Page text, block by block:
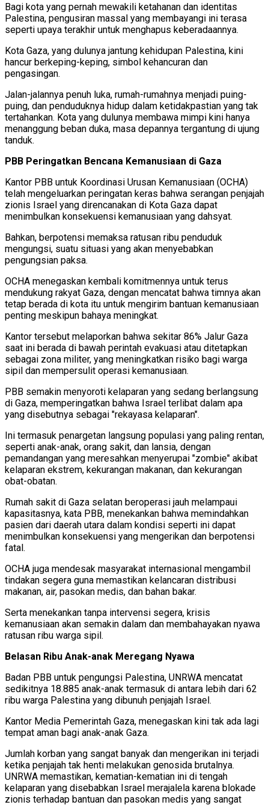
Bagi kota yang pernah mewakili ketahanan dan identitas
Palestina, pengusiran massal yang membayangi ini terasa
seperti upaya terakhir untuk menghapus keberadaannya.
Kota Gaza, yang dulunya jantung kehidupan Palestina, kini
hancur berkeping-keping, simbol kehancuran dan
pengasingan.
Jalan-jalannya penuh luka, rumah-rumahnya menjadi puing-
puing, dan penduduknya hidup dalam ketidakpastian yang tak
tertahankan. Kota yang dulunya membawa mimpi kini hanya
menanggung beban duka, masa depannya tergantung di ujung
tanduk.
PBB Peringatkan Bencana Kemanusiaan di Gaza
Kantor PBB untuk Koordinasi Urusan Kemanusiaan (OCHA)
telah mengeluarkan peringatan keras bahwa serangan penjajah
zionis Israel yang direncanakan di Kota Gaza dapat
menimbulkan konsekuensi kemanusiaan yang dahsyat.
Bahkan, berpotensi memaksa ratusan ribu penduduk
mengungsi, suatu situasi yang akan menyebabkan
pengungsian paksa.
OCHA menegaskan kembali komitmennya untuk terus
mendukung rakyat Gaza, dengan mencatat bahwa timnya akan
tetap berada di kota itu untuk mengirim bantuan kemanusiaan
penting meskipun bahaya meningkat.
Kantor tersebut melaporkan bahwa sekitar 86% Jalur Gaza
saat ini berada di bawah perintah evakuasi atau ditetapkan
sebagai zona militer, yang meningkatkan risiko bagi warga
sipil dan mempersulit operasi kemanusiaan.
PBB semakin menyoroti kelaparan yang sedang berlangsung
di Gaza, memperingatkan bahwa Israel terlibat dalam apa
yang disebutnya sebagai "rekayasa kelaparan".
Ini termasuk penargetan langsung populasi yang paling rentan,
seperti anak-anak, orang sakit, dan lansia, dengan
pemandangan yang meresahkan menyerupai "zombie" akibat
kelaparan ekstrem, kekurangan makanan, dan kekurangan
obat-obatan.
Rumah sakit di Gaza selatan beroperasi jauh melampaui
kapasitasnya, kata PBB, menekankan bahwa memindahkan
pasien dari daerah utara dalam kondisi seperti ini dapat
menimbulkan konsekuensi yang mengerikan dan berpotensi
fatal.
OCHA juga mendesak masyarakat internasional mengambil
tindakan segera guna memastikan kelancaran distribusi
makanan, air, pasokan medis, dan bahan bakar.
Serta menekankan tanpa intervensi segera, krisis
kemanusiaan akan semakin dalam dan membahayakan nyawa
ratusan ribu warga sipil.
Belasan Ribu Anak-anak Meregang Nyawa
Badan PBB untuk pengungsi Palestina, UNRWA mencatat
sedikitnya 18.885 anak-anak termasuk di antara lebih dari 62
ribu warga Palestina yang dibunuh penjajah Israel.
Kantor Media Pemerintah Gaza, menegaskan kini tak ada lagi
tempat aman bagi anak-anak Gaza.
Jumlah korban yang sangat banyak dan mengerikan ini terjadi
ketika penjajah tak henti melakukan genosida brutalnya.
UNRWA memastikan, kematian-kematian ini di tengah
kelaparan yang disebabkan Israel merajalela karena blokade
zionis terhadap bantuan dan pasokan medis yang sangat